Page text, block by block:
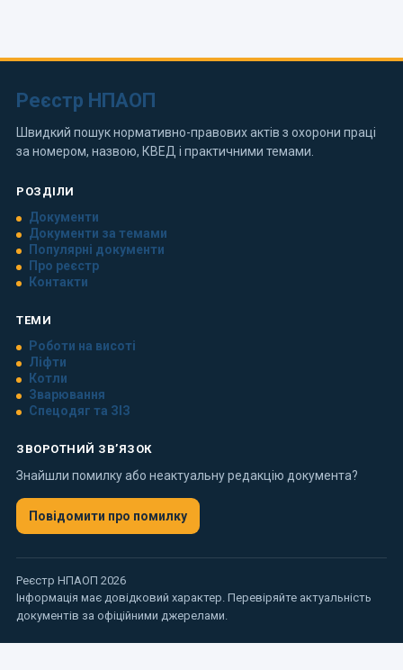
Реєстр НПАОП
Швидкий пошук нормативно-правових актів з охорони праці
за номером, назвою, КВЕД і практичними темами.
РОЗДІЛИ
Документи
Документи за темами
Популярні документи
Про реєстр
Контакти
ТЕМИ
Роботи на висоті
Ліфти
Котли
Зварювання
Спецодяг та ЗІЗ
ЗВОРОТНИЙ ЗВ’ЯЗОК
Знайшли помилку або неактуальну редакцію документа?
Повідомити про помилку
Реєстр НПАОП 2026
Інформація має довідковий характер. Перевіряйте актуальність
документів за офіційними джерелами.